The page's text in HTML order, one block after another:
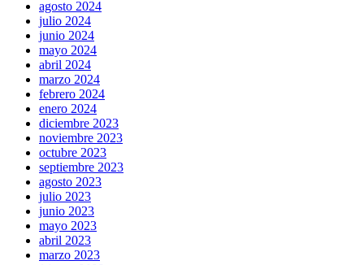
agosto 2024
julio 2024
junio 2024
mayo 2024
abril 2024
marzo 2024
febrero 2024
enero 2024
diciembre 2023
noviembre 2023
octubre 2023
septiembre 2023
agosto 2023
julio 2023
junio 2023
mayo 2023
abril 2023
marzo 2023